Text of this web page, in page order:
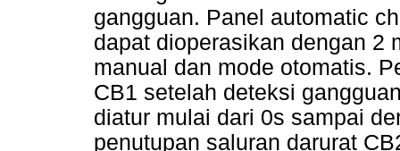
gangguan. Panel automatic
dapat dioperasikan dengan 2
manual dan mode otomatis.
CB1 setelah deteksi
diatur mulai dari 0s sampai
penutupan saluran darurat